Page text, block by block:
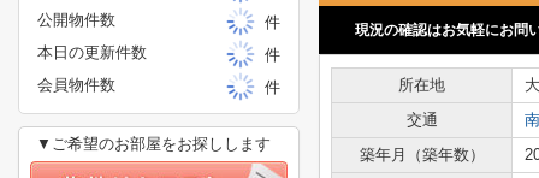
現況の確認はお気軽にお問
所在地
交通
築年月（築年数）
公開物件数
件
本日の更新件数
件
会員物件数
件
▼ご希望のお部屋をお探しします